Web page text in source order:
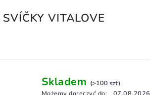
VITALOVE
Skladem (>100 szt)
Możemy doręczyć do:
07.08.2026